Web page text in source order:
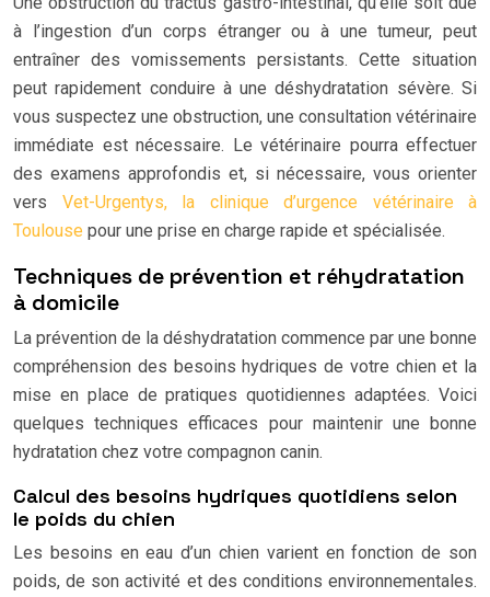
à l’ingestion d’un corps étranger ou à une tumeur, peut
entraîner des vomissements persistants. Cette situation
peut rapidement conduire à une déshydratation sévère. Si
vous suspectez une obstruction, une consultation vétérinaire
immédiate est nécessaire. Le vétérinaire pourra effectuer
des examens approfondis et, si nécessaire, vous orienter
vers Vet-Urgentys, la clinique d’urgence vétérinaire à
Toulouse pour une prise en charge rapide et spécialisée.
Techniques de prévention et réhydratation
à domicile
La prévention de la déshydratation commence par une bonne
compréhension des besoins hydriques de votre chien et la
mise en place de pratiques quotidiennes adaptées. Voici
quelques techniques efficaces pour maintenir une bonne
hydratation chez votre compagnon canin.
Calcul des besoins hydriques quotidiens selon
le poids du chien
Les besoins en eau d’un chien varient en fonction de son
poids, de son activité et des conditions environnementales.